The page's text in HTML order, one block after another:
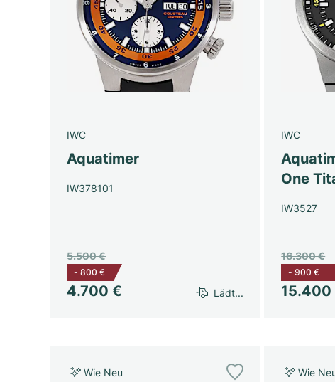
IWC
Aquatimer
IW378101
4.700 €
5.500 €
- 800 €
Lädt...
IWC
One
IW3527
15.400
16.300 €
- 900 €
Wie Neu Wie